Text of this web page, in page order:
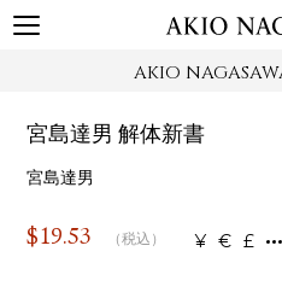
AKIO
宮島達男 解体新書
宮島達男
$19.53 （税込） ¥ € £
TOP
GINZA AOYAMA
TORANOMON